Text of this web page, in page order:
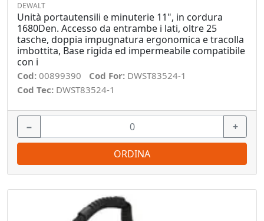
DEWALT
Unità portautensili e minuterie 11", in cordura
1680Den. Accesso da entrambe i lati, oltre 25
tasche, doppia impugnatura ergonomica e tracolla
imbottita, Base rigida ed impermeabile compatibile
con i
Cod: 00899390 Cod For: DWST83524-1
Cod Tec: DWST83524-1
− +
ORDINA